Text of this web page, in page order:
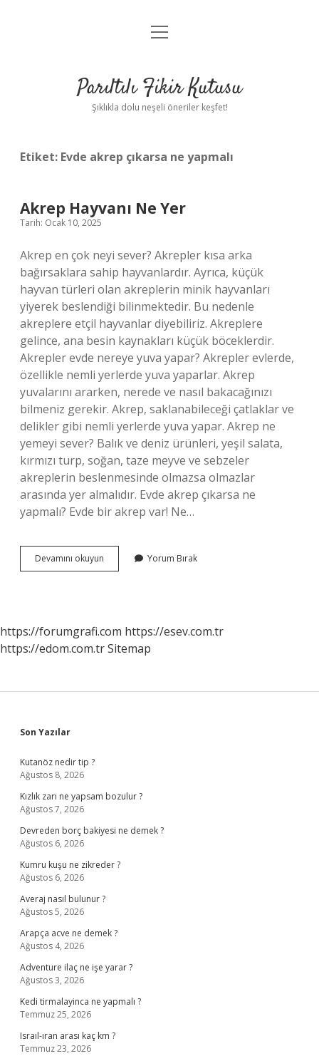
Anasayfa
Yasal Uyarı
menüyü
Parıltılı Fikir Kutusu
Şıklıkla dolu neşeli öneriler keşfet!
Etiket: Evde akrep çıkarsa ne yapmalı
Akrep Hayvanı Ne Yer
Tarih: Ocak 10, 2025
Akrep en çok neyi sever? Akrepler kısa arka
bağırsaklara sahip hayvanlardır. Ayrıca, küçük
hayvan türleri olan akreplerin minik hayvanları
yiyerek beslendiği bilinmektedir. Bu nedenle
akreplere etçil hayvanlar diyebiliriz. Akreplere
gelince, ana besin kaynakları küçük böceklerdir.
Akrepler evde nereye yuva yapar? Akrepler evlerde,
özellikle nemli yerlerde yuva yaparlar. Akrep
yuvalarını ararken, nerede ve nasıl bakacağınızı
bilmeniz gerekir. Akrep, saklanabileceği çatlaklar ve
delikler gibi nemli yerlerde yuva yapar. Akrep ne
yemeyi sever? Balık ve deniz ürünleri, yeşil salata,
kırmızı turp, soğan, taze meyve ve sebzeler
akreplerin beslenmesinde olmazsa olmazlar
arasında yer almalıdır. Evde akrep çıkarsa ne
yapmalı? Evde bir akrep var! Ne…
Devamını okuyun
Hayvanı
Yorum Bırak
https://forumgrafi.com https://esev.com.tr
https://edom.com.trSitemap
Sidebar
Son Yazılar
Kutanöz nedir tip ?
Ağustos 8, 2026
Kızlık zarı ne yapsam bozulur ?
Ağustos 7, 2026
Devreden borç bakiyesi ne demek ?
Ağustos 6, 2026
Kumru kuşu ne zikreder ?
Ağustos 6, 2026
Averaj nasıl bulunur ?
Ağustos 5, 2026
Arapça acve ne demek ?
Ağustos 4, 2026
Adventure ilaç ne işe yarar ?
Ağustos 3, 2026
Kedi tirmalayinca ne yapmalı ?
Temmuz 25, 2026
Israıl-ıran arası kaç km ?
Temmuz 23, 2026